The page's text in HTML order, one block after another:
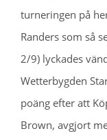
turneringen på
Randers som så
2/9) lyckades
Wetterbygden
poäng efter att
Brown, avgjort